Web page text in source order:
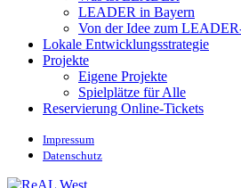
LEADER in Bayern
Von der Idee zum
Lokale Entwicklungsstrategie
Projekte
Eigene Projekte
Spielplätze für Alle
Reservierung Online-Tickets
Impressum
Datenschutz